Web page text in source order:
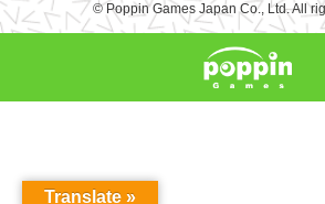
© Poppin Games Japan Co., Ltd. All
Translate »